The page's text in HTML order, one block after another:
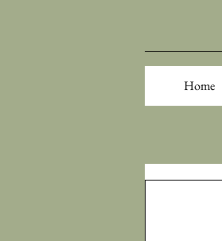
Home